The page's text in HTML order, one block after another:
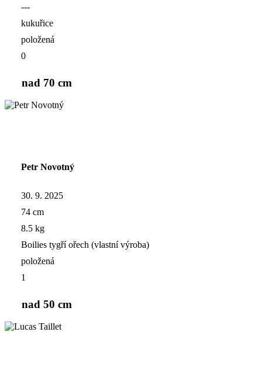
---
kukuřice
položená
0
nad 70 cm
Petr Novotný
30. 9. 2025
74 cm
8.5 kg
Boilies tygří ořech (vlastní výroba)
položená
1
nad 50 cm